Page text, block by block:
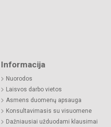
Informacija
Nuorodos
Laisvos darbo vietos
Asmens duomenų apsauga
Konsultavimasis su visuomene
Dažniausiai užduodami klausimai